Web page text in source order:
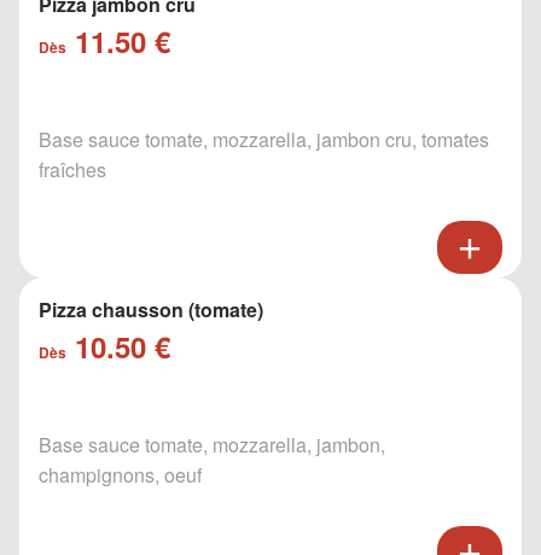
Dès 11.50 €
Base sauce tomate, mozzarella, jambon cru, tomates
fraîches
Pizza chausson (tomate)
Dès 10.50 €
Base sauce tomate, mozzarella, jambon,
champignons, oeuf